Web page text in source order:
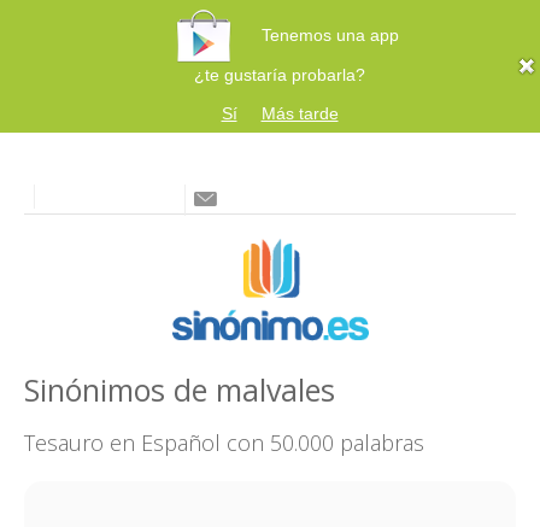
Tenemos una app
¿te gustaría probarla?
Sí
Más tarde
Sinónimos de malvales
Tesauro en Español con 50.000 palabras